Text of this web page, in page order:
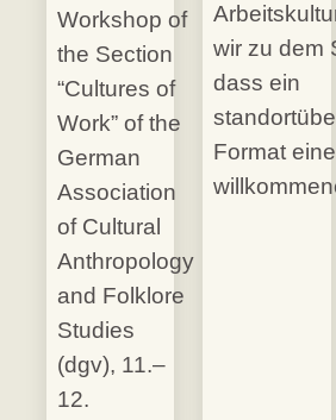
Workshop of
the Section
“Cultures of
Work” of the
German
Association
of Cultural
Anthropology
and Folklore
Studies
(dgv), 11.–
12.
wir zu dem
dass ein
Format eine